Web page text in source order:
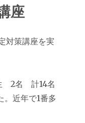
座
対策講座を実
2名 計14名
。近年で1番多